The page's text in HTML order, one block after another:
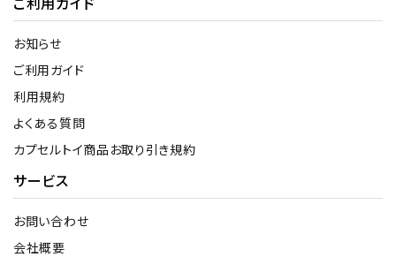
お知らせ
ご利用ガイド
利用規約
よくある質問
カプセルトイ商品お取り引き規約
サービス
お問い合わせ
会社概要